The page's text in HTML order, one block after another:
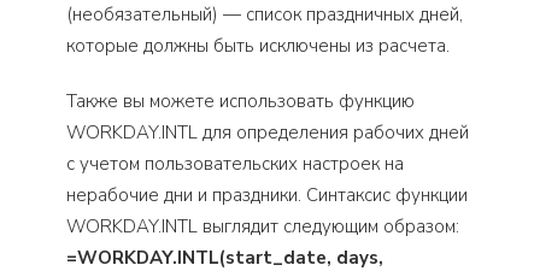
(необязательный) — список праздничных дней,
которые должны быть исключены из расчета.
Также вы можете использовать функцию
WORKDAY.INTL для определения рабочих дней
с учетом пользовательских настроек на
нерабочие дни и праздники. Синтаксис функции
WORKDAY.INTL выглядит следующим образом:
=WORKDAY.INTL(start_date, days,